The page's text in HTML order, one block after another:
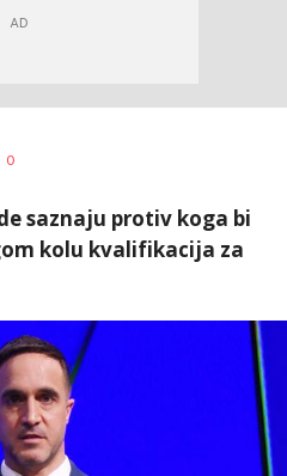
0
saznaju protiv koga bi
kolu kvalifikacija za